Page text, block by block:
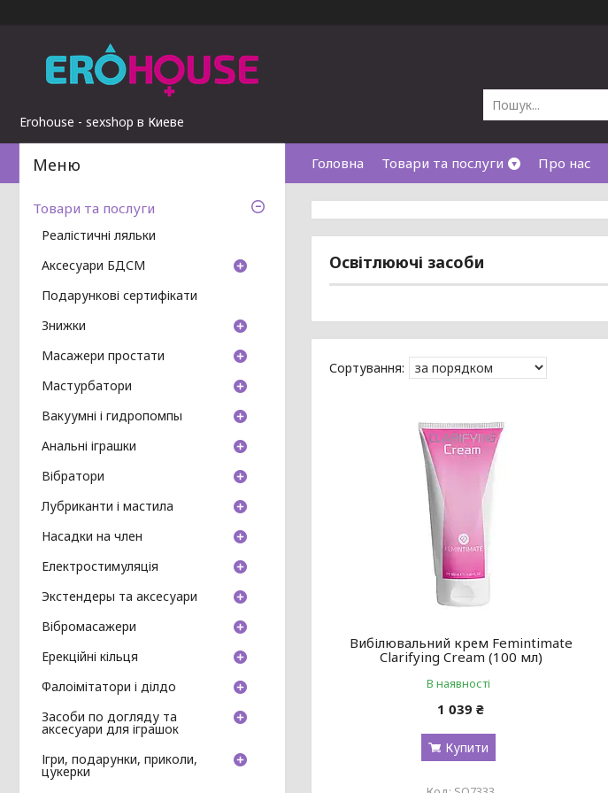
Erohouse - sexshop в Киеве
Головна Товари та послуги Про нас
Освітлюючі засоби
Вибілювальний крем Femintimate
Clarifying Cream (100 мл)
В наявності
1 039 ₴
Купити
Товари та послуги
Реалістичні ляльки
Аксесуари БДСМ
Подарункові сертифікати
Знижки
Масажери простати
Мастурбатори
Вакуумні і гидропомпы
Анальні іграшки
Вібратори
Лубриканти і мастила
Насадки на член
Електростимуляція
Экстендеры та аксесуари
Вібромасажери
Ерекційні кільця
Фалоімітатори і ділдо
Засоби по догляду та
аксесуари для іграшок
Ігри, подарунки, приколи,
цукерки